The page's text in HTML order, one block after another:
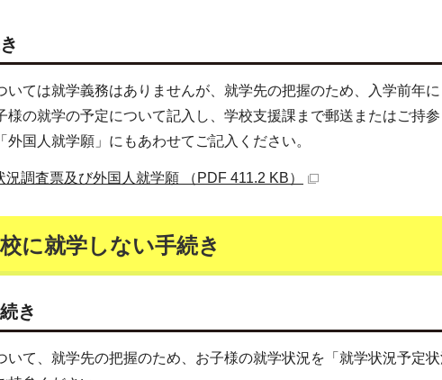
いては就学義務はありませんが、就学先の把握のため、入学前年
様の就学の予定について記入し、学校支援課まで郵送またはご持
外国人就学願」にもあわせてご記入ください。
況調査票及び外国人就学願 （PDF 411.2 KB）
に就学しない手続き
き
いて、就学先の把握のため、お子様の就学状況を「就学状況予定